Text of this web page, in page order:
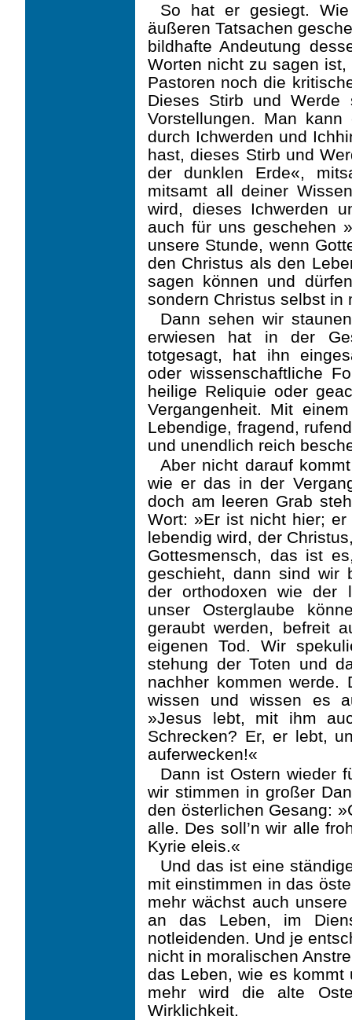
So hat er gesiegt.
äußeren Tatsachen
bildhafte Andeutung
Worten nicht zu sagen
Pastoren noch die
Dieses Stirb und Werde
Vorstellungen. Man
durch Ichwerden und
hast, dieses Stirb und
der dunklen Erde«,
mitsamt all deiner
wird, dieses Ichwerden
auch für uns geschehen
unsere Stunde, wenn
den Christus als den
sagen können und
sondern Christus selbst in
Dann sehen wir
erwiesen hat in der
totgesagt, hat ihn
oder wissen­schaftliche
heilige Reliquie oder
Vergangenheit. Mit
Lebendige, fragend,
und unendlich reich
Aber nicht darauf
wie er das in der
doch am leeren Grab
Wort: »Er ist nicht hier;
lebendig wird, der
Gottesmensch, das ist
geschieht, dann sind wir
der orthodoxen wie der
unser Osterglaube
geraubt werden, befreit
eigenen Tod. Wir
stehung der Toten und
nachher kommen
wissen und wissen es
»Jesus lebt, mit ihm
Schrecken? Er, er lebt,
auferwecken!«
Dann ist Ostern wieder
wir stimmen in großer
den österlichen Gesang:
alle. Des soll’n wir alle
Kyrie eleis.«
Und das ist eine
mit einstimmen in das
mehr wächst auch
an das Leben, im
notleidenden. Und je
nicht in moralischen
das Leben, wie es
mehr wird die alte
Wirklichkeit.